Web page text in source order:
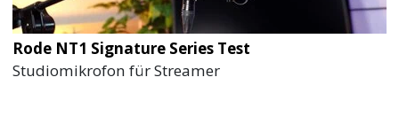
Rode NT1 Signature Series Test
Studiomikrofon für Streamer